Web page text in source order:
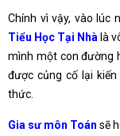
Chính vì vậy, vào lúc
Tiểu Học Tại Nhà là
mình một con đường
được củng cố lại
thức.
Gia sư môn Toán sẽ